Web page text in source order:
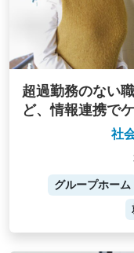
超過勤務のない
ど、情報連携で
社
グループホーム